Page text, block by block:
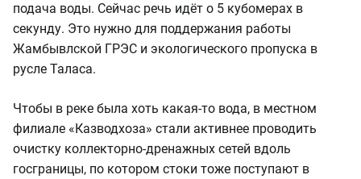
подача воды. Сейчас речь идёт о 5 кубомерах в
секунду. Это нужно для поддержания работы
Жамбывлской ГРЭС и экологического пропуска в
русле Таласа.
Чтобы в реке была хоть какая-то вода, в местном
филиале «Казводхоза» стали активнее проводить
очистку коллекторно-дренажных сетей вдоль
госграницы, по котором стоки тоже поступают в